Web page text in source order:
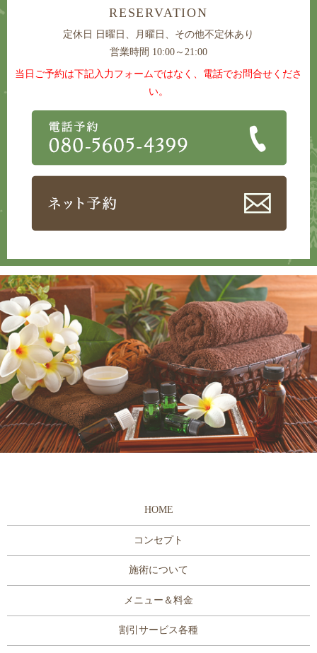
RESERVATION
定休日
日曜日、月曜日、その他不定休あり
営業時間 10:00～21:00
当日ご予約は下記入力フォームではなく、電話でお問合せくださ
い。
HOME
コンセプト
施術について
メニュー＆料金
割引サービス各種